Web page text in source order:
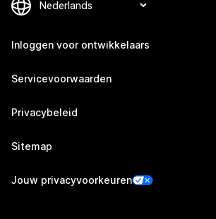
Inloggen voor ontwikkelaars
Servicevoorwaarden
Privacybeleid
Sitemap
Jouw privacyvoorkeuren